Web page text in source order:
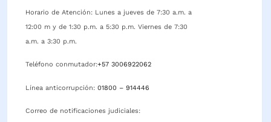
Horario de Atención: Lunes a jueves de 7:30 a.m. a
12:00 m y de 1:30 p.m. a 5:30 p.m. Viernes de 7:30
a.m. a 3:30 p.m.
Teléfono conmutador:+57 3006922062
Línea anticorrupción: 01800 – 914446
Correo de notificaciones judiciales: